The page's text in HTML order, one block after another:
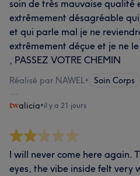
soin de très mauvaise qualité
extrêmement désagréable
et qui parle mal je ne
extrêmement déçue et je ne
, PASSEZ VOTRE CHEMIN
Réalisé par NAWEL• Soin Corps
alicia•il y a 21 jours
I will never come here again.
eyes, the vibe inside felt very